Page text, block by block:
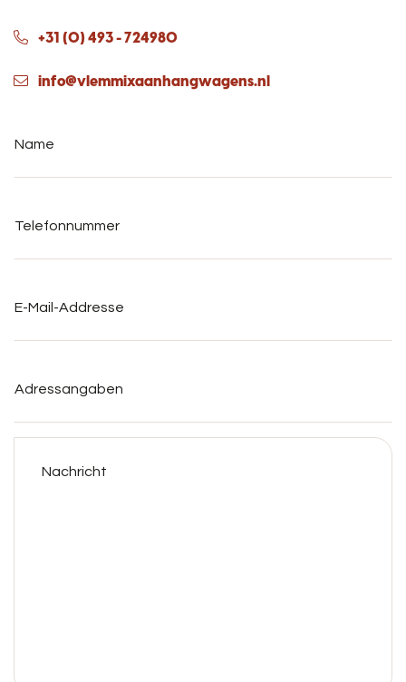
+31 (0) 493 - 724980
info@vlemmixaanhangwagens.nl
Addresse *